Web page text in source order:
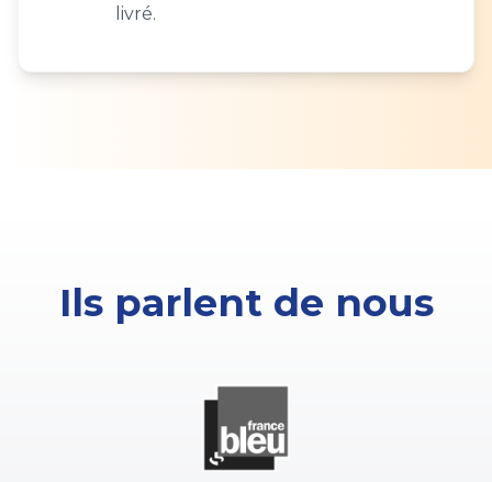
livré.
Ils parlent de nous